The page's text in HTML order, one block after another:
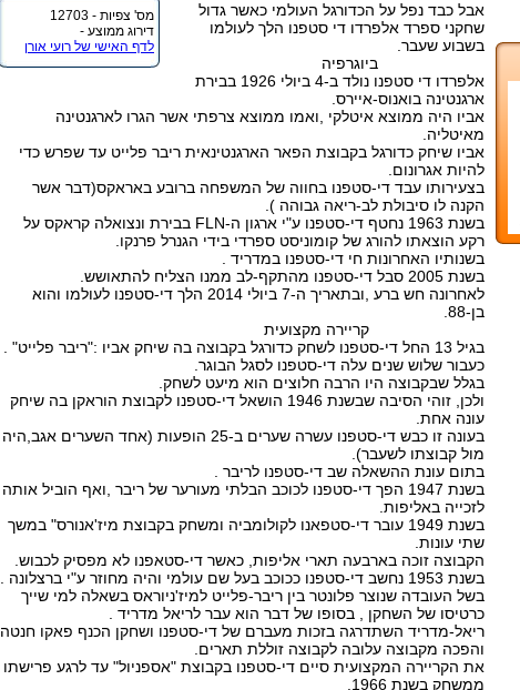
מס' צפיות - 12703
דירוג ממוצע -
לדף האישי של רועי אורן
אבל כבד נפל על הכדורגל העולמי כאשר גדול
שחקני ספרד אלפרדו די סטפנו הלך לעולמו
בשבוע שעבר.
ביוגרפיה
אלפרדו די סטפנו נולד ב-4 ביולי 1926 בבירת
ארגנטינה בואנוס-איירס.
אביו היה ממוצא איטלקי ,ואמו ממוצא צרפתי אשר הגרו לארגנטינה
מאיטליה.
אביו שיחק כדורגל בקבוצת הפאר הארגנטינאית ריבר פלייט עד שפרש כדי
להיות אגרונום.
בצעירותו עבד די-סטפנו בחווה של המשפחה ברובע באראקס(דבר אשר
הקנה לו סיבולת לב-ריאה גבוהה ).
בשנת 1963 נחטף די-סטפנו ע"י ארגון ה-FLN בבירת ונצואלה קראקס על
רקע הוצאתו להורג של קומוניסט ספרדי בידי הגנרל פרנקו.
בשנותיו האחרונות חי די-סטפנו במדריד .
בשנת 2005 סבל די-סטפנו מהתקף-לב ממנו הצליח להתאושש.
לאחרונה חש ברע ,ובתאריך ה-7 ביולי 2014 הלך די-סטפנו לעולמו והוא
בן-88.
קריירה מקצועית
בגיל 13 החל די-סטפנו לשחק כדורגל בקבוצה בה שיחק אביו :"ריבר פלייט" .
כעבור שלוש שנים עלה די-סטפנו לסגל הבוגר.
בגלל שבקבוצה היו הרבה חלוצים הוא מיעט לשחק.
ולכן, זוהי הסיבה שבשנת 1946 הושאל די-סטפנו לקבוצת הוראקן בה שיחק
עונה אחת.
בעונה זו כבש די-סטפנו עשרה שערים ב-25 הופעות (אחד השערים אגב,היה
מול קבוצתו לשעבר).
בתום עונת ההשאלה שב די-סטפנו לריבר .
בשנת 1947 הפך די-סטפנו לכוכב הבלתי מעורער של ריבר ,ואף הוביל אותה
לזכייה באליפות.
בשנת 1949 עובר די-סטפאנו לקולומביה ומשחק בקבוצת מיז'אנורס" במשך
שתי עונות.
הקבוצה זוכה בארבעה תארי אליפות, כאשר די-סטאפנו לא מפסיק לכבוש.
בשנת 1953 נחשב די-סטפנו ככוכב בעל שם עולמי והיה מחוזר ע"י ברצלונה .
בשל העובדה שנוצר פלונטר בין ריבר-פלייט למיז'ניוראס בשאלה למי שייך
כרטיסו של השחקן , בסופו של דבר הוא עבר לריאל מדריד .
ריאל-מדריד השתדרגה בזכות מעברם של די-סטפנו ושחקן הכנף פאקו חנטה
והפכה מקבוצה עלובה לקבוצה זוללת תארים.
את הקריירה המקצועית סיים די-סטפנו בקבוצת "אספניול" עד לרגע פרישתו
ממשחק בשנת 1966.